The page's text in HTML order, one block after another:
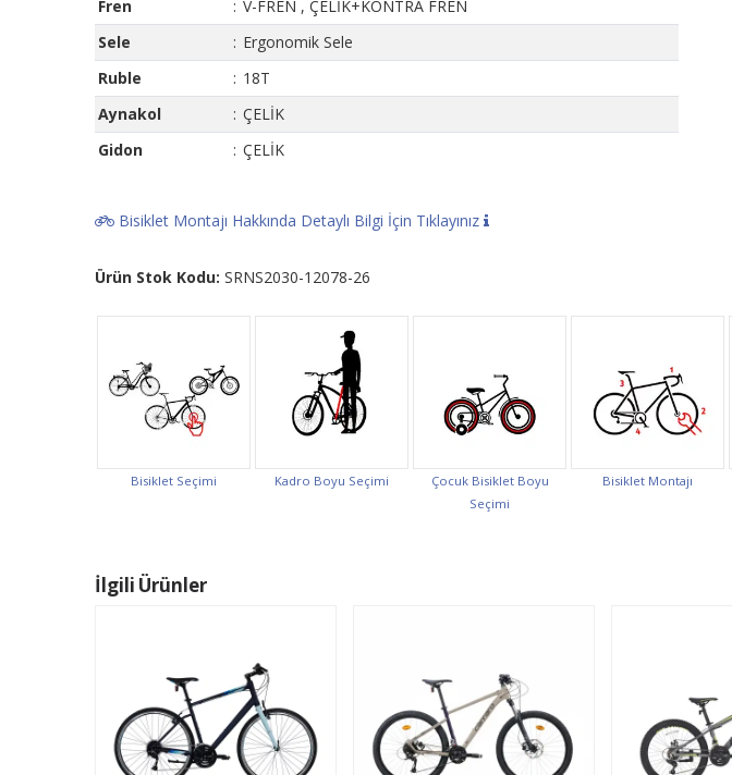
Fren
: V-FREN , ÇELİK+KONTRA FREN
Sele
: Ergonomik Sele
Ruble
: 18T
Aynakol
: ÇELİK
Gidon
: ÇELİK
Bisiklet Montajı Hakkında Detaylı Bilgi İçin Tıklayınız
Ürün Stok Kodu: SRNS2030-12078-26
Bisiklet Seçimi Kadro Boyu Seçimi
Çocuk Bisiklet Boyu
Seçimi
Bisiklet Montajı
8.990,00 TL
İlgili Ürünler